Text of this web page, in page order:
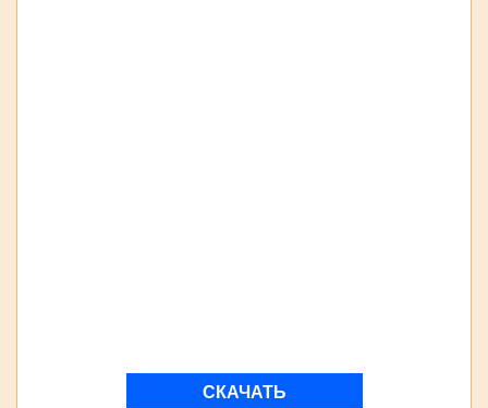
СКАЧАТЬ